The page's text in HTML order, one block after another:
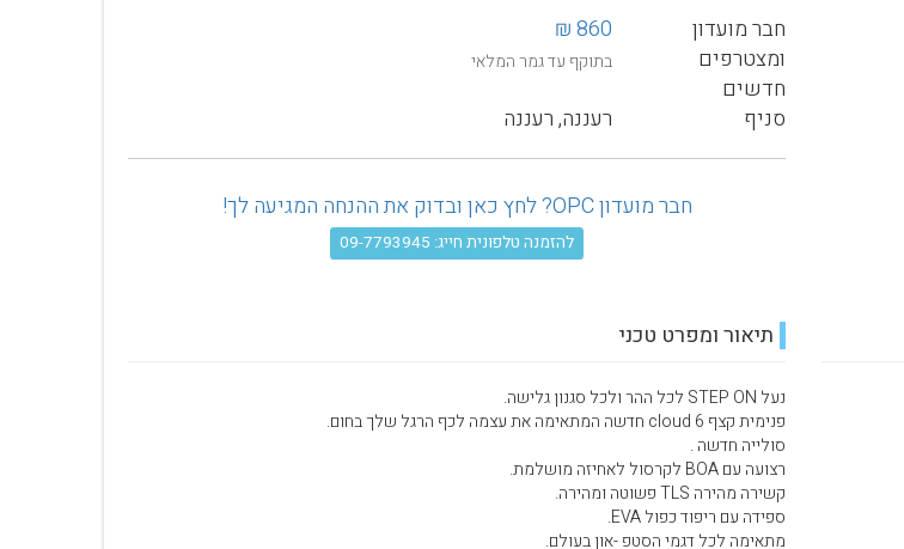
חבר מועדון
ומצטרפים
חדשים
860 ₪
בתוקף עד גמר המלאי
סניף רעננה, רעננה
חבר מועדון OPC? לחץ כאן ובדוק את ההנחה המגיעה לך!
להזמנה טלפונית חייג: 09-7793945
תיאור ומפרט טכני
נעל STEP ON לכל ההר ולכל סגנון גלישה.
פנימית קצף cloud 6 חדשה המתאימה את עצמה לכף הרגל שלך בחום.
סולייה חדשה .
רצועה עם BOA לקרסול לאחיזה מושלמת.
קשירה מהירה TLS פשוטה ומהירה.
ספידה עם ריפוד כפול EVA.
מתאימה לכל דגמי הסטפ -און בעולם.